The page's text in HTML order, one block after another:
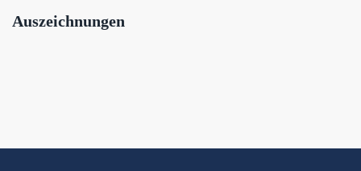
Auszeichnungen